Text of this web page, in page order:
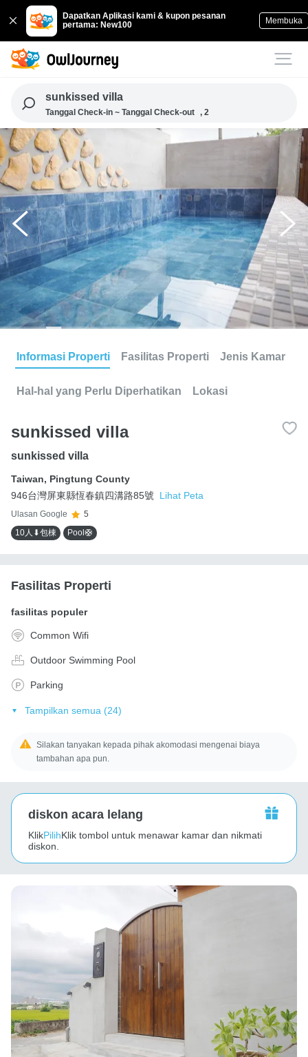
Dapatkan Aplikasi kami & kupon pesanan
pertama: New100
Membuka
sunkissed villa
Tanggal Check-in ~ Tanggal Check-out , 2
Informasi Properti Fasilitas Properti Jenis Kamar
Hal-hal yang Perlu Diperhatikan Lokasi
sunkissed villa
sunkissed villa
Taiwan, Pingtung County
946台灣屏東縣恆春鎮四溝路85號
Lihat Peta
Ulasan Google
5
10人⬇包棟
Pool🛟
Fasilitas Properti
fasilitas populer
Common Wifi
Outdoor Swimming Pool
Parking
Tampilkan semua (24)
Silakan tanyakan kepada pihak akomodasi mengenai biaya
tambahan apa pun.
diskon acara lelang
KlikPilihKlik tombol untuk menawar kamar dan nikmati
diskon.